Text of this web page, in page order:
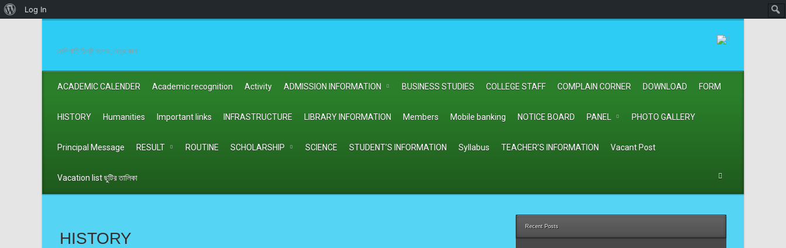
তেলিগাতি ডিগ্রী কলেজ,নেত্রকোনা
ACADEMIC CALENDER Academic recognition Activity ADMISSION INFORMATION BUSINESS STUDIES COLLEGE STAFF COMPLAIN CORNER DOWNLOAD FORM
HISTORY Humanities Important links INFRASTRUCTURE LIBRARY INFORMATION Members Mobile banking NOTICE BOARD PANEL PHOTO GALLERY
Principal Message RESULT ROUTINE SCHOLARSHIP SCIENCE STUDENT’S INFORMATION Syllabus TEACHER’S INFORMATION Vacant Post
Vacation list ছুটির তালিকা
HISTORY
Recent Posts
About
Log In